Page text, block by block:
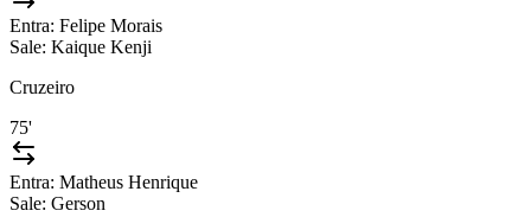
Entra: Felipe Morais
Sale: Kaique Kenji
Cruzeiro
75'
Entra: Matheus Henrique
Sale: Gerson